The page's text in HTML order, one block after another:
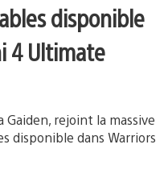
disponible
4 Ultimate